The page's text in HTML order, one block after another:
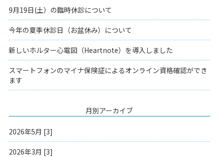
9月19日(土）の臨時休診について
今年の夏季休診日（お盆休み）について
新しいホルター心電図（Heartnote）を導入しました
スマートフォンのマイナ保険証によるオンライン資格確認ができ
ます
月別アーカイブ
2026年5月 [3]
2026年3月 [3]